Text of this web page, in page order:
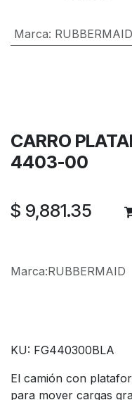
Marca: RUBBERMAID
CARRO
4403-00
$ 9,881.35
Marca:RUBBERMAID
KU: FG440300BLA
El camión con
para mover cargas